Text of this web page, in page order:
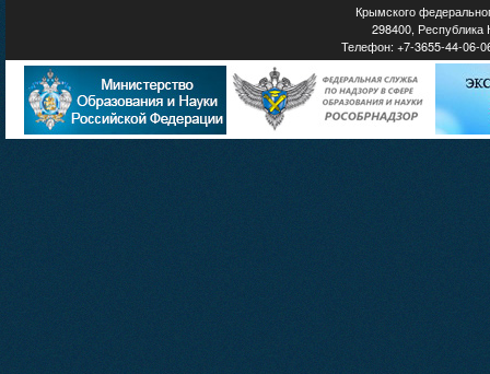
Крымского
298400, Республика
Телефон: +7-3655-44-06-